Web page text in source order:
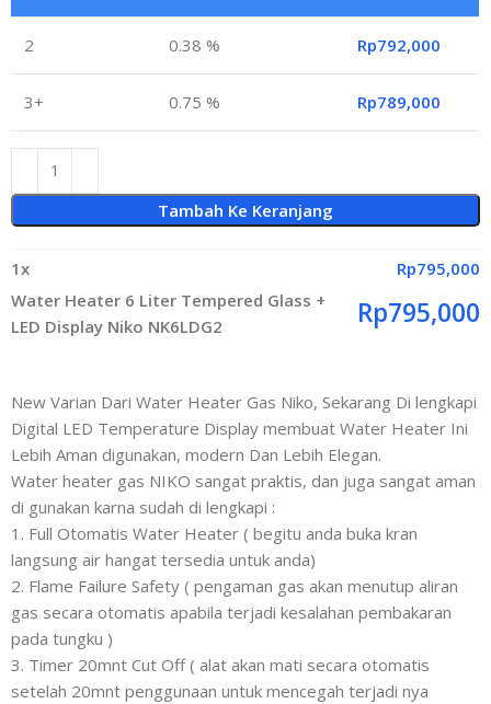
2 0.38 % Rp792,000
3+ 0.75 % Rp789,000
Tambah Ke Keranjang
1x Rp795,000
Water Heater 6 Liter Tempered Glass +
LED Display Niko NK6LDG2
Rp795,000
New Varian Dari Water Heater Gas Niko, Sekarang Di lengkapi
Digital LED Temperature Display membuat Water Heater Ini
Lebih Aman digunakan, modern Dan Lebih Elegan.
Water heater gas NIKO sangat praktis, dan juga sangat aman
di gunakan karna sudah di lengkapi :
1. Full Otomatis Water Heater ( begitu anda buka kran
langsung air hangat tersedia untuk anda)
2. Flame Failure Safety ( pengaman gas akan menutup aliran
gas secara otomatis apabila terjadi kesalahan pembakaran
pada tungku )
3. Timer 20mnt Cut Off ( alat akan mati secara otomatis
setelah 20mnt penggunaan untuk mencegah terjadi nya